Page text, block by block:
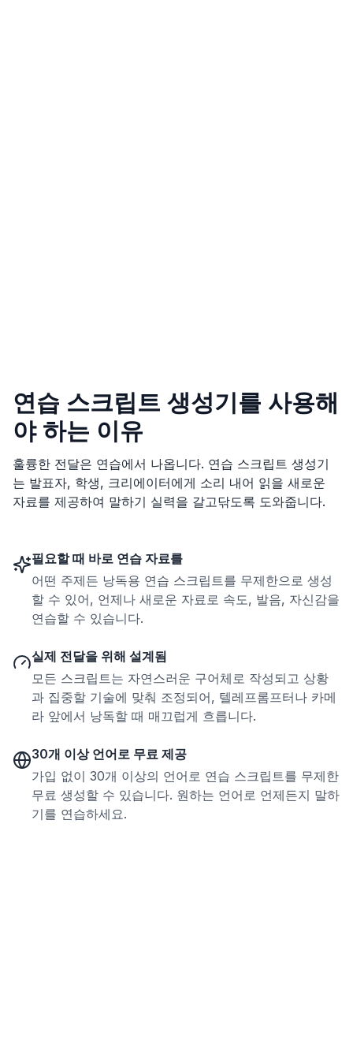
연습 스크립트 생성기를 사용해
야 하는 이유
훌륭한 전달은 연습에서 나옵니다. 연습 스크립트 생성기
는 발표자, 학생, 크리에이터에게 소리 내어 읽을 새로운
자료를 제공하여 말하기 실력을 갈고닦도록 도와줍니다.
필요할 때 바로 연습 자료를
어떤 주제든 낭독용 연습 스크립트를 무제한으로 생성
할 수 있어, 언제나 새로운 자료로 속도, 발음, 자신감을
연습할 수 있습니다.
실제 전달을 위해 설계됨
모든 스크립트는 자연스러운 구어체로 작성되고 상황
과 집중할 기술에 맞춰 조정되어, 텔레프롬프터나 카메
라 앞에서 낭독할 때 매끄럽게 흐릅니다.
30개 이상 언어로 무료 제공
가입 없이 30개 이상의 언어로 연습 스크립트를 무제한
무료 생성할 수 있습니다. 원하는 언어로 언제든지 말하
기를 연습하세요.